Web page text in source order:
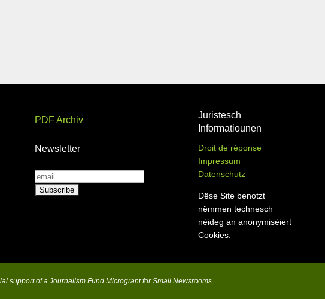
PDF Archiv
Newsletter
Juristesch
Informatiounen
Droit de réponse
Impressum
Datenschutz
Dëse Site benotzt
nëmmen technesch
néideg an anonymiséiert
Cookies.
support of a Journalism Fund Microgrant for Small Newsrooms.